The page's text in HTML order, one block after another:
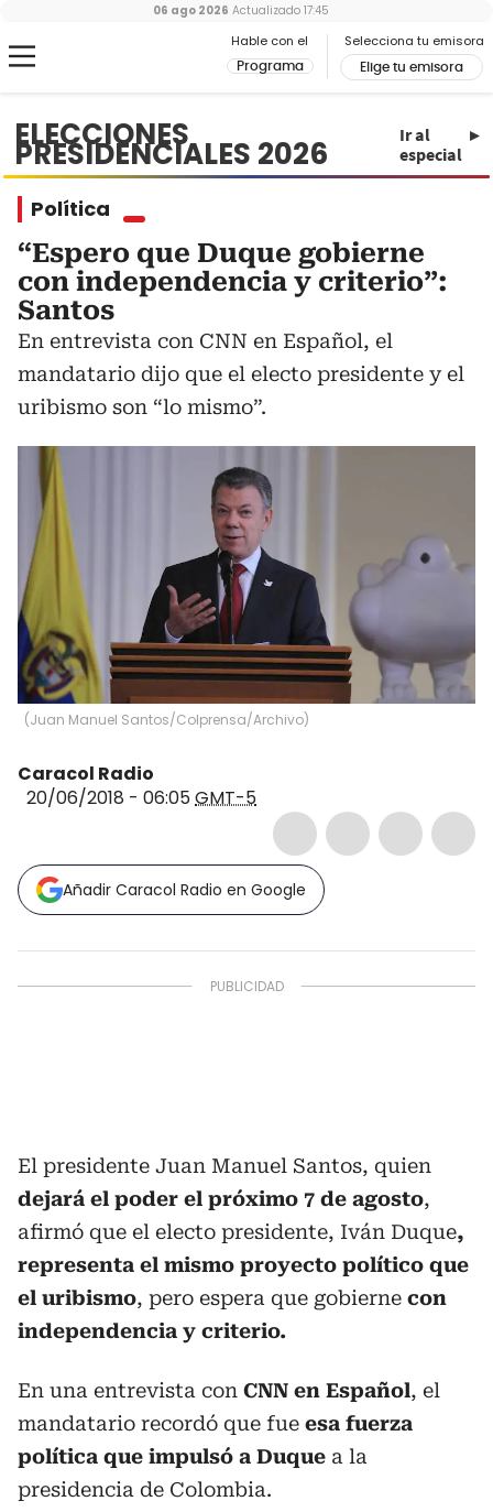
Hable con el
Programa
Selecciona tu emisora
Elige tu emisora
06 ago 2026 Actualizado 17:45
ELECCIONES
PRESIDENCIALES 2026
Ir al
especial
Política
“Espero que Duque gobierne
con independencia y criterio”:
Santos
En entrevista con CNN en Español, el
mandatario dijo que el electo presidente y el
uribismo son “lo mismo”.
(Juan Manuel Santos/Colprensa/Archivo)
Caracol Radio
20/06/2018 - 06:05GMT-5
Añadir Caracol Radio en Google
El presidente Juan Manuel Santos, quien
dejará el poder el próximo 7 de agosto,
afirmó que el electo presidente, Iván Duque,
representa el mismo proyecto político que
el uribismo, pero espera que gobierne con
independencia y criterio.
En una entrevista con CNN en Español, el
mandatario recordó que fue esa fuerza
política que impulsó a Duque a la
presidencia de Colombia.